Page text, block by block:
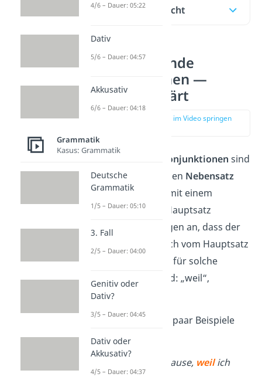
Inhaltsübersicht
Unterordnende
Konjunktionen —
einfach erklärt
zur Stelle im Video springen
Unterordnende Konjunktionen sind
Wörter, welche einen Nebensatz
einleitenund ihn mit einem
übergeordneten
Hauptsatz
verbinden
. Sie zeigen an, dass der
Nebensatz inhaltlich vom Hauptsatz
Beispiele für solche
Konjunktionen sind: „weil“,
„obwohl“, „dass“.
Schau dir dazu ein paar Beispiele
an:
Ich bleibe zu Hause, weilich
4/6 – Dauer: 05:22
Dativ
5/6 – Dauer: 04:57
Akkusativ
6/6 – Dauer: 04:18
Grammatik
Kasus: Grammatik
Deutsche
Grammatik
1/5 – Dauer: 05:10
3. Fall
2/5 – Dauer: 04:00
Genitiv oder
Dativ?
3/5 – Dauer: 04:45
Dativ oder
Akkusativ?
4/5 – Dauer: 04:37